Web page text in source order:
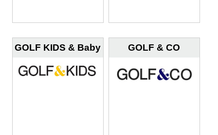
GOLF & CO
GOLF KIDS & Baby